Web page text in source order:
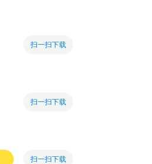
扫一扫下载
扫一扫下载
扫一扫下载